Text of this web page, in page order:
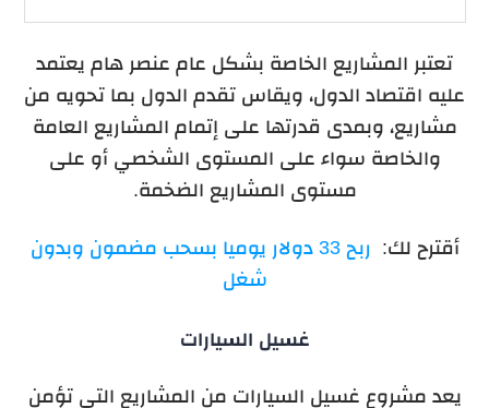
تعتبر المشاريع الخاصة بشكل عام عنصر هام يعتمد
عليه اقتصاد الدول، ويقاس تقدم الدول بما تحويه من
مشاريع، وبمدى قدرتها على إتمام المشاريع العامة
والخاصة سواء على المستوى الشخصي أو على
مستوى المشاريع الضخمة.
أقترح لك:
ربح 33 دولار يوميا بسحب مضمون وبدون
شغل
غسيل السيارات
يعد مشروع غسيل السيارات من المشاريع التي تؤمن